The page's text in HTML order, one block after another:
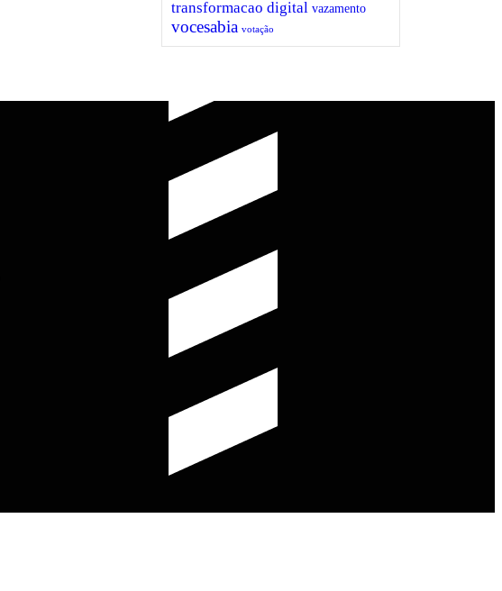
transformacao digital vazamento
vocesabia votação